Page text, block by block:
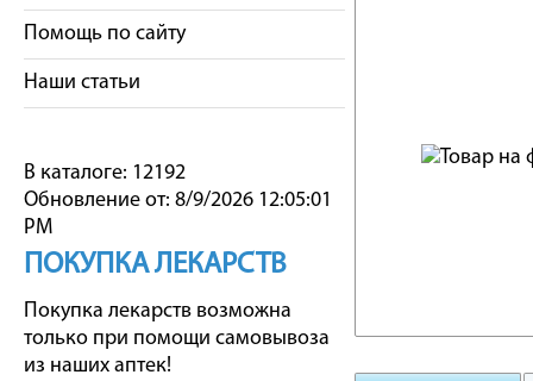
Помощь по сайту
Наши статьи
В каталоге: 12192
Обновление от: 8/9/2026 12:05:01
PM
ПОКУПКА ЛЕКАРСТВ
Покупка лекарств возможна
только при помощи самовывоза
из наших аптек!